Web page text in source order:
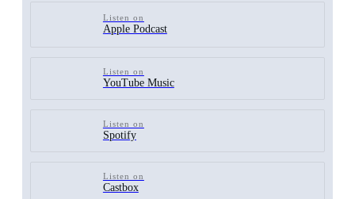
Listen on
Apple Podcast
Listen on
YouTube Music
Listen on
Spotify
Listen on
Castbox